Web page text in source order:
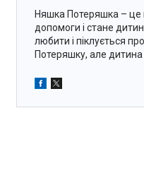
Няшка Потеряшка – це
допомоги і стане
любити і піклується
Потеряшку, але